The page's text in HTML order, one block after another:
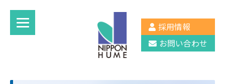
採用情報
お問い合わせ